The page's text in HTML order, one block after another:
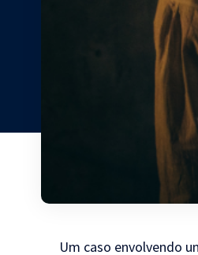
Um caso envolvendo